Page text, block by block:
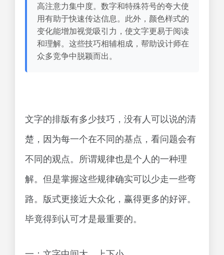
高注意力集中度。数字和特殊符号的夸大使
用有助于快速传达信息。此外，颜色样式的
变化能增加视觉吸引力，使文字更易于阅读
和理解。这些技巧相辅相成，帮助设计师在
众多竞争中脱颖而出。
文字的排版有多少技巧，没有人可以说的清
楚，因为每一个在不同的基点，看问题会有
不同的观点。所谓规律也是个人的一种理
解。但是掌握这些规律确实可以少走一些弯
路。版式更接近大众化，赢得更多的好评。
毕竟得到认可才是最重要的。